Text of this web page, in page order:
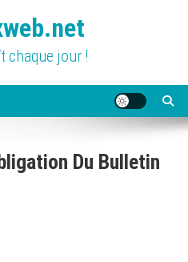
chaque jour !
Du Bulletin